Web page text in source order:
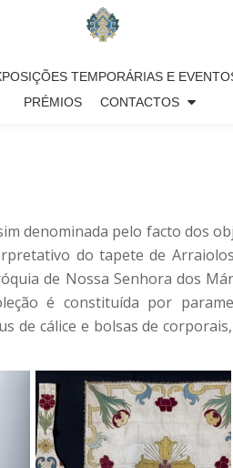
TEMPORÁRIAS E
PRÉMIOS
CONTACTOS
denominada pelo facto dos
do tapete de
de Nossa Senhora dos
é constituída por
de cálice e bolsas de